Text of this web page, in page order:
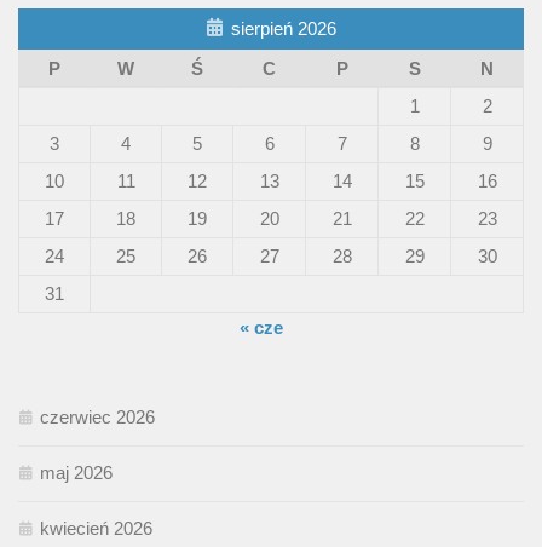
sierpień 2026
P
W Ś C P S
N
1
2
3
4 5 6 7 8
9
10
11 12 13 14 15
16
17
18 19 20 21 22
23
24
25 26 27 28 29
30
31
« cze
czerwiec 2026
maj 2026
kwiecień 2026